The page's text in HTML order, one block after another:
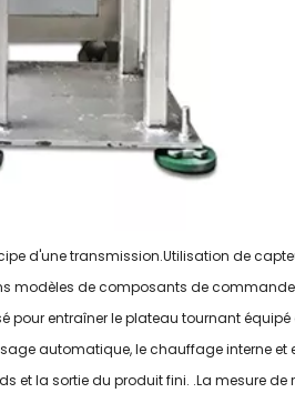
d'une transmission.Utilisation de
modèles de composants de
pour entraîner le plateau tournant
automatique, le chauffage interne et
et la sortie du produit fini. .La mesure de